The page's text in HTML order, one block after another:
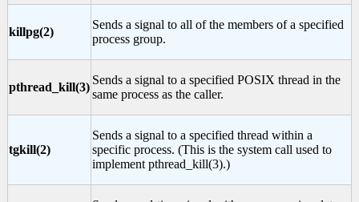
killpg(2)
Sends a signal to all of the members of a specified
process group.
pthread_kill(3)
Sends a signal to a specified POSIX thread in the
same process as the caller.
tgkill(2)
Sends a signal to a specified thread within a
specific process. (This is the system call used to
implement pthread_kill(3).)